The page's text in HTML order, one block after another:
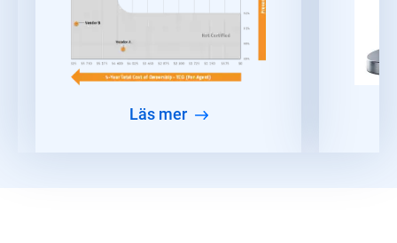
läs mer